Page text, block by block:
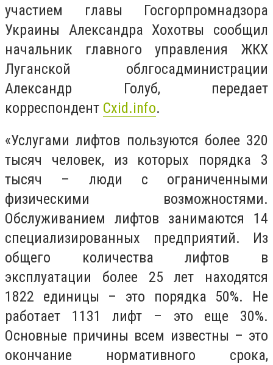
участием главы Госгорпромнадзора
Украины Александра Хохотвы сообщил
начальник главного управления ЖКХ
Луганской облгосадминистрации
Александр Голуб, передает
корреспондент Cxid.info.
«Услугами лифтов пользуются более 320
тысяч человек, из которых порядка 3
тысяч – люди с ограниченными
физическими возможностями.
Обслуживанием лифтов занимаются 14
специализированных предприятий. Из
общего количества лифтов в
эксплуатации более 25 лет находятся
1822 единицы – это порядка 50%. Не
работает 1131 лифт – это еще 30%.
Основные причины всем известны – это
окончание нормативного срока,